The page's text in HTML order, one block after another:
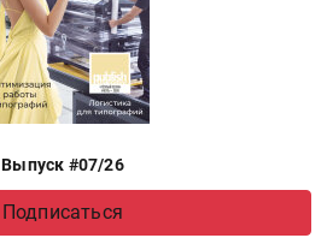
Выпуск #07/26
Подписаться